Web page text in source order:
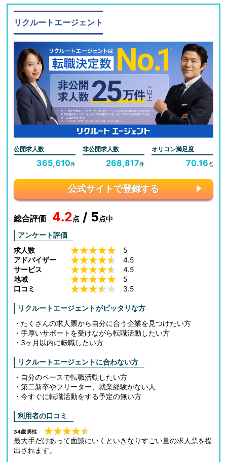
リクルートエージェント
公開求人数
365,610件
非公開求人数
268,817件
オリコン満足度
70.16点
公式サイトで登録する
総合評価 4.2点 / 5点中
アンケート評価
求人数
5
アドバイザー
4.5
サービス
4.5
地域
5
口コミ
3.5
リクルートエージェントがピッタリな方
・たくさんの求人票から自分に合う企業を見つけたい方
・手厚いサポートを受けながら転職活動したい方
・3ヶ月以内に転職したい方
リクルートエージェントに合わない方
・自分のペースで転職活動したい方
・第二新卒やフリーター、就業経験がない人
・今すぐに転職活動をする予定の無い方
利用者の口コミ
34歳 男性
最大手だけあって面談にいくといきなりすごい量の求人票を提
出されます。